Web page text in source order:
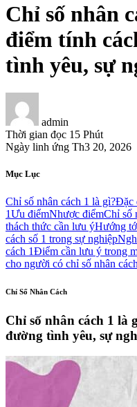
Chỉ số nhân
điểm tính
tình yêu, sự
admin
Thời gian đọc 15 Phút
Ngày linh ứng Th3 20, 2026
Mục Lục
Chỉ số nhân cách 1 là gì?Đặc
1Ưu điểmNhược điểmChỉ số
thách thức cần lưu ýHướng
cách số 1 trong sự nghiệp
cách 1Điểm cần lưu ý trong
cho người có chỉ số nhân
Chỉ Số Nhân Cách
Chỉ số nhân cách 1 là
đường tình yêu, sự